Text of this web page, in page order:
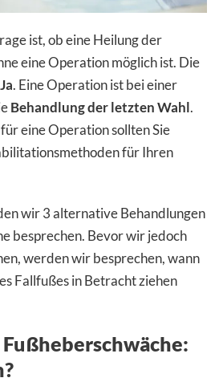
ist, ob eine Heilung der
eine Operation möglich ist. Die
Ja. Eine Operation ist bei einer
Behandlung der letzten Wahl.
eine Operation sollten Sie
für Ihren
wir 3 alternative Behandlungen
besprechen. Bevor wir jedoch
werden wir besprechen, wann
Fallfußes in Betracht ziehen